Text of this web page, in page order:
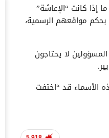
إذا كانت “الإعاشة”
بحكم مواقعهم الرسمية،
لا يحتاجون
الأسماء قد “اختفت
من كونه دعوة
والعسكرية لدى بعض